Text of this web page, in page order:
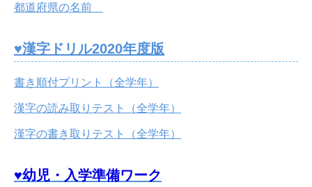
都道府県の名前
♥漢字ドリル2020年度版
書き順付プリント（全学年）
漢字の読み取りテスト（全学年）
漢字の書き取りテスト（全学年）
♥幼児・入学準備ワーク